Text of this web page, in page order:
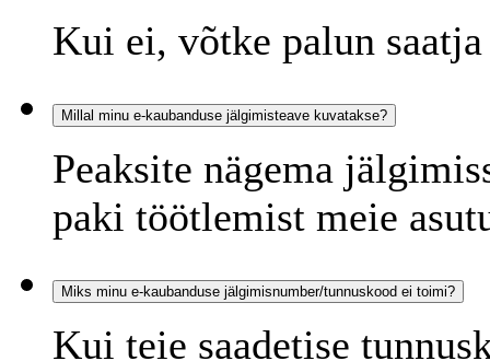
Kui ei, võtke palun
Millal minu e-kaubanduse jälgimisteave kuvatakse?
Peaksite nägema
paki töötlemist meie
Miks minu e-kaubanduse jälgimisnumber/tunnuskood ei toimi?
Kui teie saadetise